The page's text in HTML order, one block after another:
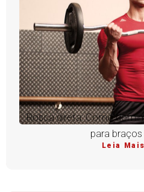
Rosca direta: Como
para
Leia Mais